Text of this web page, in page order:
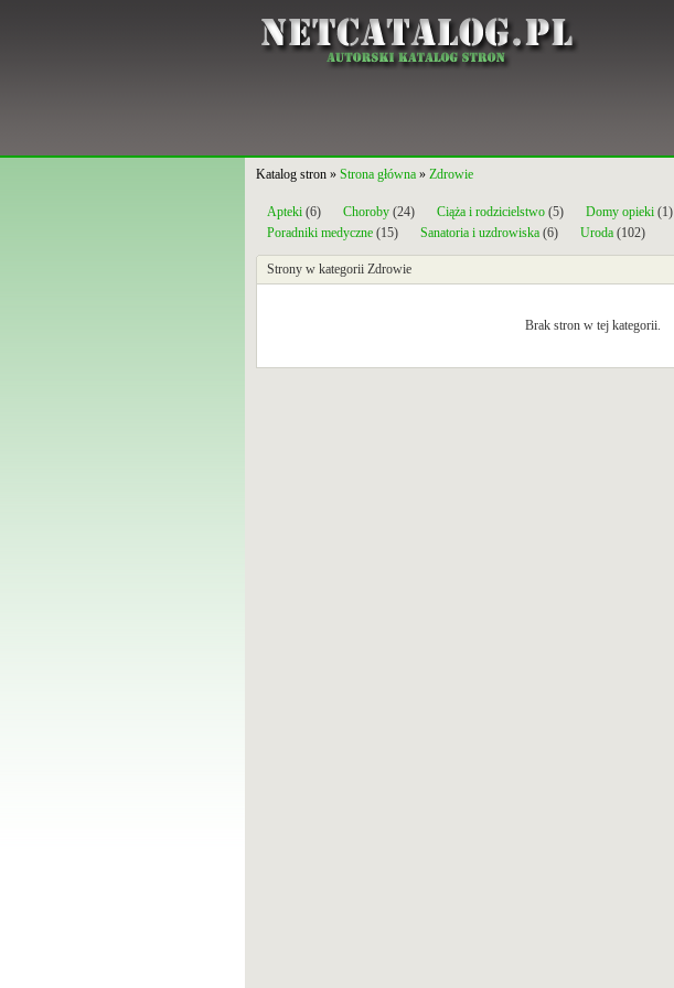
Katalog stron » Strona główna » Zdrowie
Apteki (6) Choroby (24) Ciąża i rodzicielstwo (5) Domy opieki (1)
Poradniki medyczne (15) Sanatoria i uzdrowiska (6) Uroda (102)
Strony w kategorii Zdrowie
Brak stron w tej kategorii.